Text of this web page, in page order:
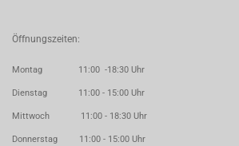
Öffnungszeiten:
Montag 11:00 -18:30 Uhr
Dienstag 11:00 - 15:00 Uhr
Mittwoch 11:00 - 18:30 Uhr
Donnerstag 11:00 - 15:00 Uhr